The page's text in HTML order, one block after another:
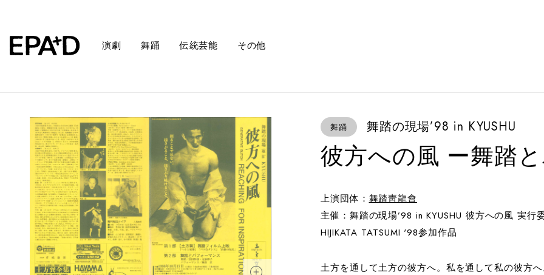
演劇 舞踊 伝統芸能 その他
舞踊 舞踏の現場’98 in KYUSHU
彼方への風 ー舞踏
上演団体： 舞踏靑龍會
主催：舞踏の現場’98 in KYUSHU 彼方への風 実行
HIJIKATA TATSUMI '98参加作品
土方を通して土方の彼方へ。私を通して私の彼方